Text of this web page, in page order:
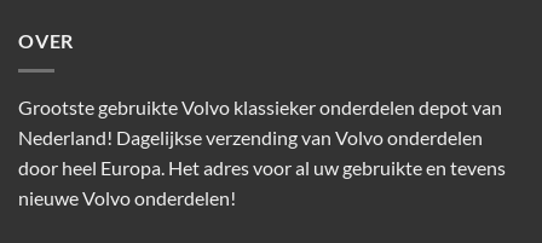
OVER
Grootste gebruikte Volvo klassieker onderdelen depot van
Nederland! Dagelijkse verzending van Volvo onderdelen
door heel Europa. Het adres voor al uw gebruikte en tevens
nieuwe Volvo onderdelen!